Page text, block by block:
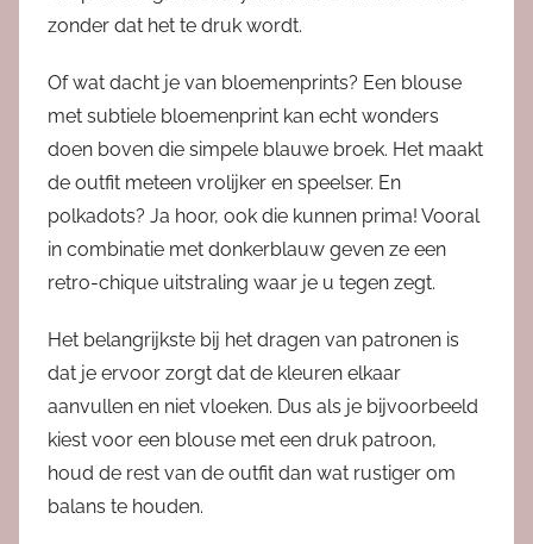
zonder dat het te druk wordt.
Of wat dacht je van bloemenprints? Een blouse
met subtiele bloemenprint kan echt wonders
doen boven die simpele blauwe broek. Het maakt
de outfit meteen vrolijker en speelser. En
polkadots? Ja hoor, ook die kunnen prima! Vooral
in combinatie met donkerblauw geven ze een
retro-chique uitstraling waar je u tegen zegt.
Het belangrijkste bij het dragen van patronen is
dat je ervoor zorgt dat de kleuren elkaar
aanvullen en niet vloeken. Dus als je bijvoorbeeld
kiest voor een blouse met een druk patroon,
houd de rest van de outfit dan wat rustiger om
balans te houden.